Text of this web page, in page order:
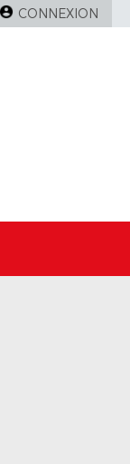
CONNEXION